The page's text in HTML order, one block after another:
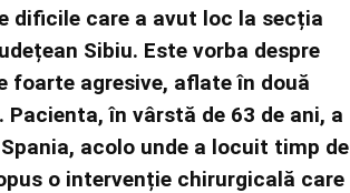
dificile care a avut loc la secția
Sibiu. Este vorba despre
foarte agresive, aflate în două
în vârstă de 63 de ani, a
acolo unde a locuit timp de
o intervenție chirurgicală care